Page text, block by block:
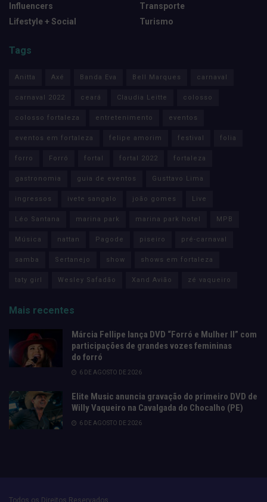
Influencers
Lifestyle + Social
Transporte
Turismo
Tags
Anitta Axé Banda Eva Bell Marques carnaval
carnaval 2022 ceará Claudia Leitte colosso
colosso fortaleza entretenimento eventos
eventos em fortaleza felipe amorim festival folia
forro Forró fortal fortal 2022 fortaleza
gastronomia guia de eventos Gusttavo Lima
ingressos ivete sangalo joão gomes Live
Léo Santana marina park marina park hotel MPB
Música nattan Pagode piseiro pré-carnaval
samba Sertanejo show shows em fortaleza
taty girl Wesley Safadão Xand Avião zé vaqueiro
Mais recentes
Márcia Fellipe lança DVD “Forró e Mulher II” com
participações de grandes vozes femininas
do forró
6 DE AGOSTO DE 2026
Elite Music anuncia gravação do primeiro DVD de
Willy Vaqueiro na Cavalgada do Chocalho (PE)
6 DE AGOSTO DE 2026
Todos os Direitos Reservados